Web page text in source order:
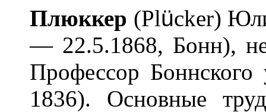
Плюккер (Plücker)
— 22.5.1868, Бонн),
Профессор
1836). Основные